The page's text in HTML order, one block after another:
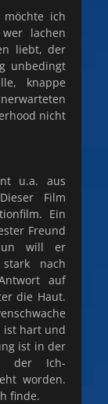
ich
lachen
liebt, der
unbedingt
knappe
nicht
u.a. aus
Film
Ein
Freund
will er
nach
auf
die Haut.
ist hart und
ist in der
der Ich-
worden.
finde.